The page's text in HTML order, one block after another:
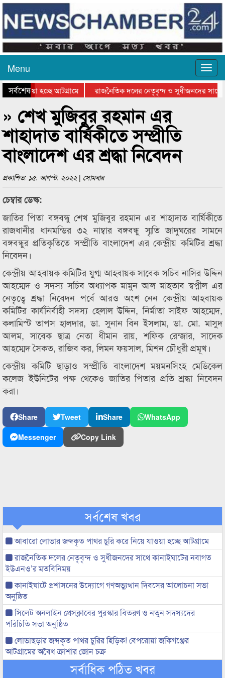
Menu
সর্বশেষ
যাওয়া হচ্ছে আটগ্রামে
রাজনৈতিক দলের নেতৃবৃন্দ ও সুধীজনদের সাথে
পুরস্কার বিতরণ সম্পন্ন
» শেখ মুজিবুর রহমান এর
শাহাদাত বার্ষিকীতে সম্প্রীতি
বাংলাদেশ এর শ্রদ্ধা নিবেদন
প্রকাশিত: ১৫. আগস্ট. ২০২২ | সোমবার
চেম্বার ডেস্ক:
জাতির পিতা বঙ্গবন্ধু শেখ মুজিবুর রহমান এর শাহাদাত বার্ষিকীতে
রাজধানীর ধানমন্ডির ৩২ নাম্বার বঙ্গবন্ধু স্মৃতি জাদুঘরের সামনে
বঙ্গবন্ধুর প্রতিকৃতিতে সম্প্রীতি বাংলাদেশ এর কেন্দ্রীয় কমিটির শ্রদ্ধা
নিবেদন।
কেন্দ্রীয় আহবায়ক কমিটির যুগ্ম আহবায়ক সাবেক সচিব নাসির উদ্দিন
আহম্মেদ ও সদস্য সচিব অধ্যাপক মামুন আল মাহতাব স্বপ্নীল এর
নেতৃত্বে শ্রদ্ধা নিবেদন পর্বে আরও অংশ নেন কেন্দ্রীয় আহবায়ক
কমিটির কার্যনির্বাহী সদস্য হেলাল উদ্দিন, নির্মাতা সাইফ আহম্মেদ,
কলামিস্ট তাপস হালদার, ডা. সুনান বিন ইসলাম, ডা. মো. মাসুদ
আলম, সাবেক ছাত্র নেতা ধীমান রায়, শফিক রেন্জার, সাদেক
আহম্মেদ সৈকত, রাজিব কর, লিমন ফয়সাল, মিশন চৌধুরী প্রমূখ।
কেন্দ্রীয় কমিটি ছাড়াও সম্প্রীতি বাংলাদেশ ময়মনসিংহ মেডিকেল
কলেজ ইউনিটের পক্ষ থেকেও জাতির পিতার প্রতি শ্রদ্ধা নিবেদন
করা।
Share Tweet Share
WhatsApp
Messenger
Copy Link
সর্বশেষ খবর
আবারো লোভার জব্দকৃত পাথর চুরি করে নিয়ে যাওয়া হচ্ছে আটগ্রামে
রাজনৈতিক দলের নেতৃবৃন্দ ও সুধীজনদের সাথে কানাইঘাটের নবাগত
ইউএনও’র মতবিনিময়
কানাইঘাটে প্রশাসনের উদ্যোগে গণঅভ্যুত্থান দিবসের আলোচনা সভা
অনুষ্ঠিত
সিলেট অনলাইন প্রেসক্লাবের পুরস্কার বিতরণ ও নতুন সদস্যদের
পরিচিতি সভা অনুষ্ঠিত
লোভাছড়ার জব্দকৃত পাথর চুরির হিড়িক! বেপরোয়া জকিগঞ্জের
আটগ্রামের অবৈধ ক্রাশার জোন চক্র
সর্বাধিক পঠিত খবর